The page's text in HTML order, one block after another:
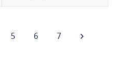
5 6 7